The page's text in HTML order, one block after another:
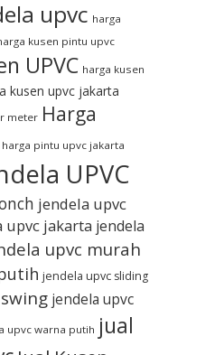
upvc harga
kusen pintu upvc
UPVC harga kusen
kusen upvc jakarta
meter Harga
harga pintu upvc jakarta
UPVC
jendela upvc
upvc jakarta jendela
upvc murah
jendela upvc sliding
jendela upvc
upvc warna putih jual